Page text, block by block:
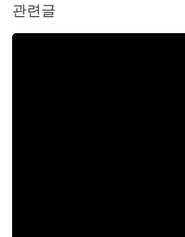
관련글